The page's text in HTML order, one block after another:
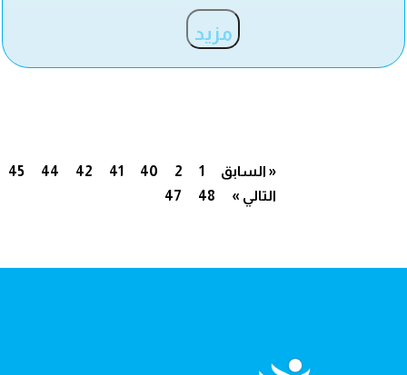
مزيد
« السابق 1
2
40
41
42
44
45
47
48 التالي »